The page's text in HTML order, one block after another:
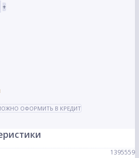
+
ОФОРМИТЬ В КРЕДИТ
1395559